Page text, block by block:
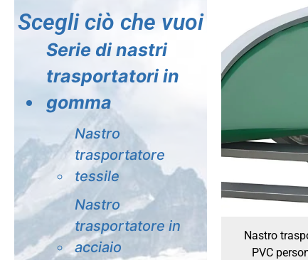
Scegli ciò che vuoi
Serie di nastri
trasportatori in
gomma
Nastro
trasportatore
tessile
Nastro
trasportatore in
acciaio
Nastro
PVC